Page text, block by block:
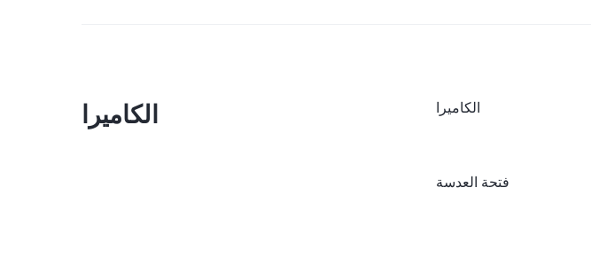
الكاميرا الكاميرا
فتحة العدسة